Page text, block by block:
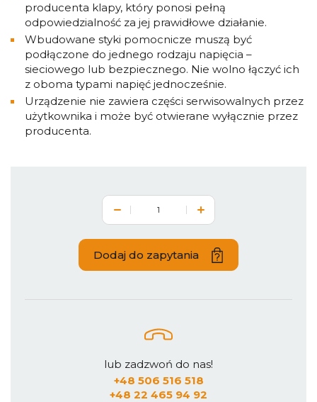
producenta klapy, który ponosi pełną
odpowiedzialność za jej prawidłowe działanie.
Wbudowane styki pomocnicze muszą być
podłączone do jednego rodzaju napięcia –
sieciowego lub bezpiecznego. Nie wolno łączyć ich
z oboma typami napięć jednocześnie.
Urządzenie nie zawiera części serwisowalnych przez
użytkownika i może być otwierane wyłącznie przez
producenta.
Dodaj do zapytania
lub zadzwoń do nas!
+48 506 516 518
+48 22 465 94 92